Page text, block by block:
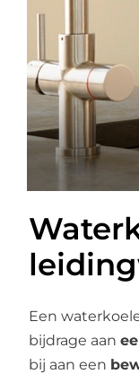
Een
bijdrage aan
bij aan een